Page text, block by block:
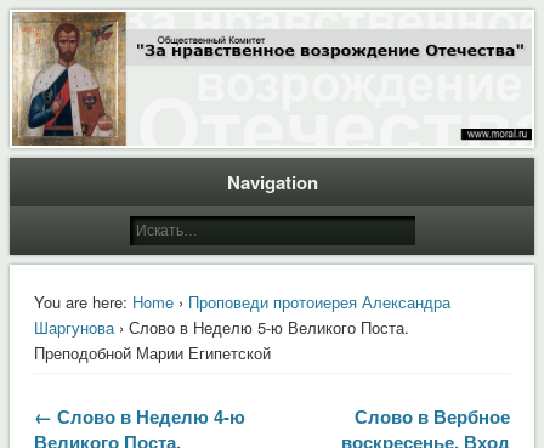
Moral.Ru
Общественный Комитет "За нравственное возрождение Отечества"
Navigation
You are here: Home› Проповеди протоиерея Александра
Шаргунова› Слово в Неделю 5-ю Великого Поста.
Преподобной Марии Египетской
← Слово в Неделю 4-ю
Великого Поста.
Слово в Вербное
воскресенье. Вход